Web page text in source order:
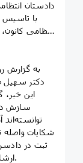
با
انتظامی
دکتر سهیل
این
سازش در
ثبت در
ارشاد، معاضدت یا مصالحه و سازش مختومه کنند.